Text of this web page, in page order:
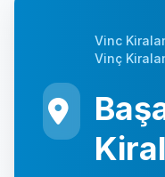
Transpalet Kiralama
Mini Yükleyici
JCB Kiralama
Kurumsal
Vinc
Vinç